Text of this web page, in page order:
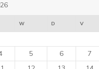
W D V
5 6 7